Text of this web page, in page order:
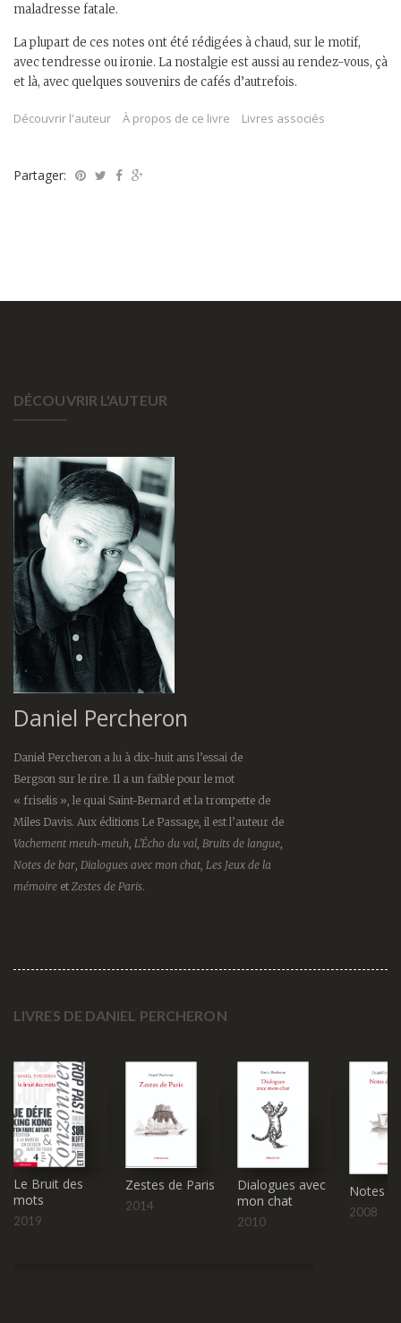
maladresse fatale.
La plupart de ces notes ont été rédigées à chaud, sur le motif,
avec tendresse ou ironie. La nostalgie est aussi au rendez-vous, çà
et là, avec quelques souvenirs de cafés d’autrefois.
Découvrir l'auteur À propos de ce livre Livres associés
Partager:
DÉCOUVRIR L'AUTEUR
Daniel Percheron
Daniel Percheron a lu à dix-huit ans l’essai de
Bergson sur le rire. Il a un faible pour le mot
« friselis », le quai Saint-Bernard et la trompette de
Miles Davis. Aux éditions Le Passage, il est l’auteur de
Vachement meuh-meuh, L’Écho du val, Bruits de langue,
Notes de bar, Dialogues avec mon chat, Les Jeux de la
mémoire et Zestes de Paris.
LIVRES DE DANIEL PERCHERON
Le Bruit des
mots
2019
Zestes de Paris
2014
Dialogues avec
mon chat
2010
Notes
2008